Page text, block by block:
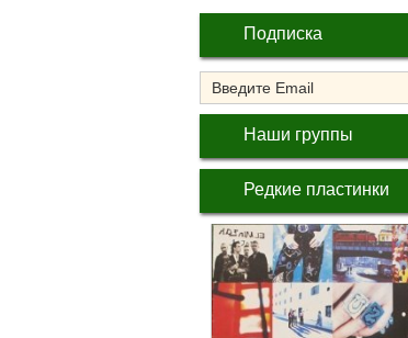
Подписка
Наши группы
Редкие пластинки